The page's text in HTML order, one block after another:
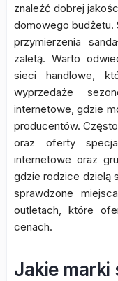
znaleźć dobrej
domowego budżetu.
przymierzenia
zaletą. Warto
sieci handlowe,
wyprzedaże
internetowe, gdzie
producentów.
oraz oferty
internetowe oraz
gdzie rodzice dzielą
sprawdzone
outletach, które
cenach.
Jakie marki